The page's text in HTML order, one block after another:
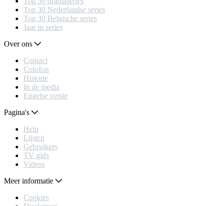
Top 30 Nederlandse series
Top 30 Belgische series
Jaar in series
Over ons
Contact
Colofon
Historie
In de media
Engelse versie
Pagina's
Help
Lijsten
Gebruikers
TV gids
Videos
Meer informatie
Cookies